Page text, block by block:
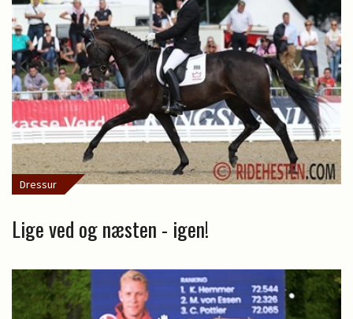
Dressur
Lige ved og næsten - igen!